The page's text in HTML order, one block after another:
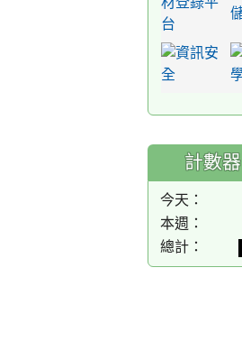
計數器
今天：
本週：
總計：